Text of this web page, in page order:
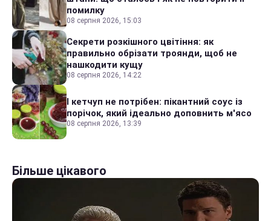
помилку
08 серпня 2026, 15:03
Секрети розкішного цвітіння: як
правильно обрізати троянди, щоб не
нашкодити кущу
08 серпня 2026, 14:22
І кетчуп не потрібен: пікантний соус із
порічок, який ідеально доповнить м'ясо
08 серпня 2026, 13:39
Більше цікавого